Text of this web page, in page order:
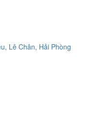
Lê Chân, Hải Phòng